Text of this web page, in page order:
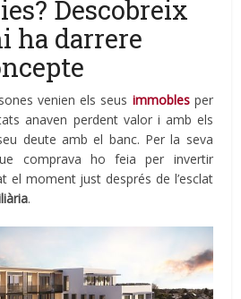
Descobreix
ha darrere
venien els seus immoblesper
anaven perdent valor i amb els
deute amb el banc. Per la seva
comprava ho feia per invertir
el moment just després de l’esclat
.